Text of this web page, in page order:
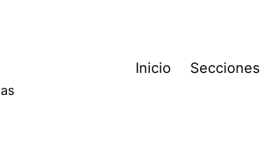
Inicio Secciones